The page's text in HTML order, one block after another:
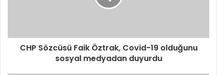
CHP Sözcüsü Faik Öztrak, Covid-19 olduğunu
sosyal medyadan duyurdu